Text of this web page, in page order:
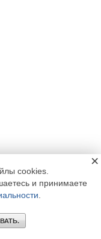
cookies.
и принимаете
×